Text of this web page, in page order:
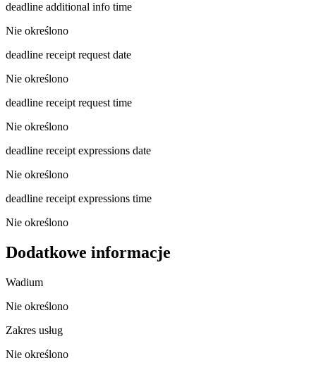
deadline additional info time
Nie określono
deadline receipt request date
Nie określono
deadline receipt request time
Nie określono
deadline receipt expressions date
Nie określono
deadline receipt expressions time
Nie określono
Dodatkowe informacje
Wadium
Nie określono
Zakres usług
Nie określono